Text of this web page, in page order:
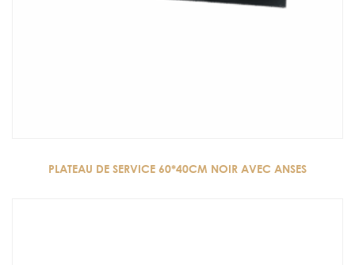
PLATEAU DE SERVICE 60*40CM NOIR AVEC ANSES